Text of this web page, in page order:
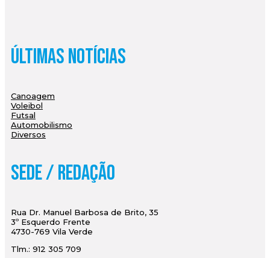
Últimas Notícias
Canoagem
Voleibol
Futsal
Automobilismo
Diversos
Sede / Redação
Rua Dr. Manuel Barbosa de Brito, 35
3º Esquerdo Frente
4730-769 Vila Verde
Tlm.: 912 305 709